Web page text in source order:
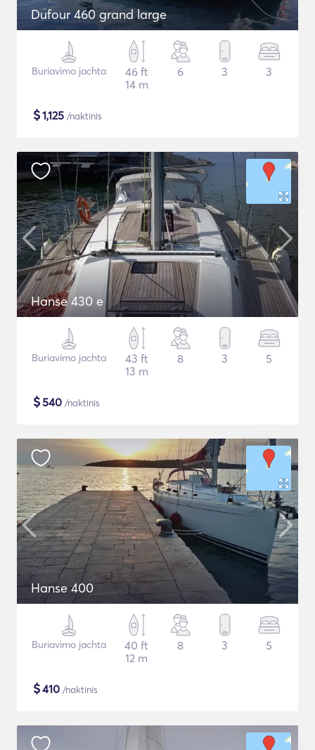
Dufour 460 grand large
Buriavimo jachta
46 ft
14 m
6 3 3
$1,125 /naktinis
Hanse 430 e
Buriavimo jachta
43 ft
13 m
8 3 5
$540 /naktinis
Hanse 400
Buriavimo jachta
40 ft
12 m
8 3 5
$410 /naktinis